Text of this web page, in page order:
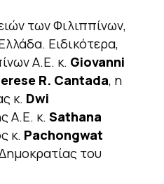
των Φιλιππίνων,
Ειδικότερα,
Α.Ε. κ. Giovanni
R. Cantada, η
κ. Dwi
Α.Ε. κ. Sathana
κ. Pachongwat
του